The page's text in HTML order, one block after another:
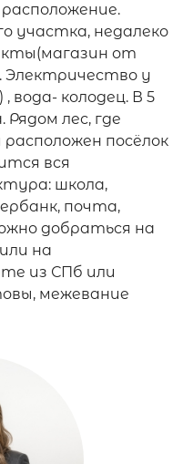
участка, недалеко
от
Электричество у
вода- колодец. В 5
лес, где
расположен посёлок
вся
школа,
почта,
добраться на
на
из СПб или
межевание